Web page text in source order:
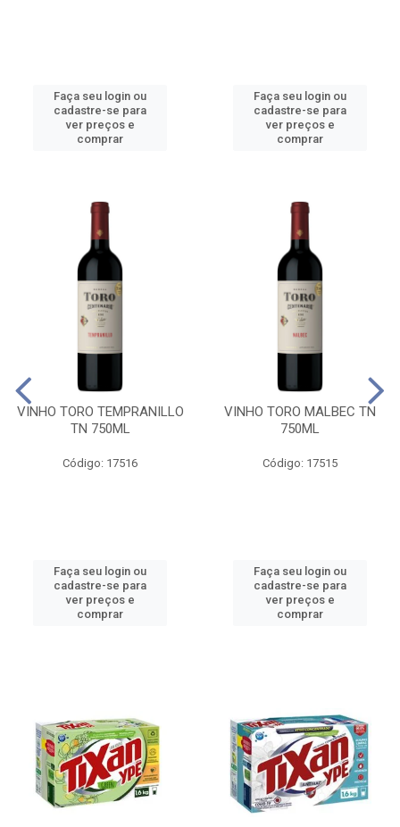
Faça seu login ou
cadastre-se para
ver preços e
comprar
Faça seu login ou
cadastre-se para
ver preços e
comprar
VINHO TORO TEMPRANILLO
TN 750ML
Código: 17516
Faça seu login ou
cadastre-se para
ver preços e
comprar
VINHO TORO MALBEC TN
750ML
Código: 17515
Faça seu login ou
cadastre-se para
ver preços e
comprar